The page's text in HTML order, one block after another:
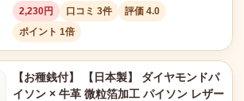
2,230円 口コミ 3件
評価 4.0
ポイント 1倍
【お種銭付】 【日本製】 ダイヤモンドパ
イソン × 牛革 微粒箔加工 パイソン レザー